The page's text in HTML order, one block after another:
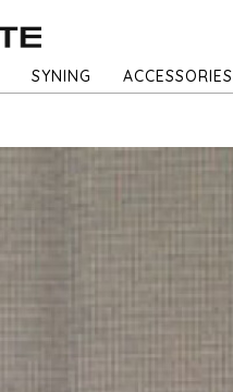
SYNING ACCESSORIES